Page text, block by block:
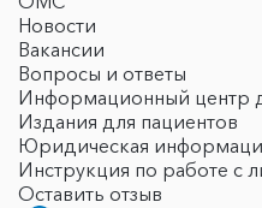
Новости
Вакансии
Вопросы и ответы
Информационный центр
Издания для пациентов
Юридическая
Инструкция по работе с
Оставить отзыв